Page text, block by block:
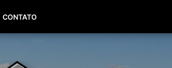
99960-3940
CONTATO